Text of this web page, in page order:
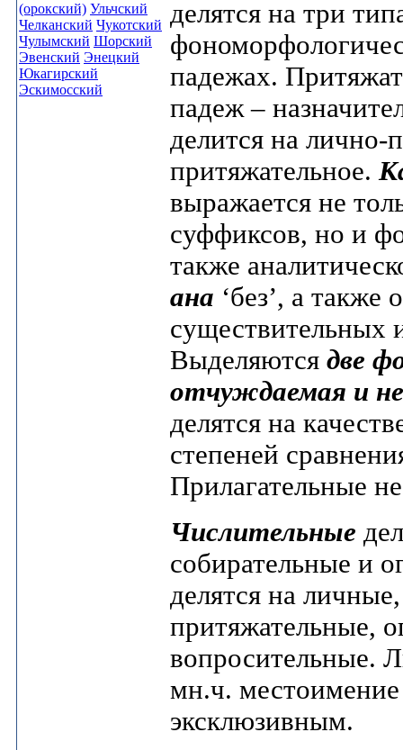
(орокский) Ульчский
Челканский Чукотский
Чулымский Шорский
Эвенский Энецкий
Юкагирский
Эскимосский
делятся на три
падежах.
падеж –
делится на лично-
притяжательное.
выражается не
суффиксов, но и
также
ана ‘без’, а
Выделяются две
отчуждаемая и
делятся на
степеней
Прилагательные
Числительные
собирательные и
делятся на
притяжательные,
вопросительные.
мн.ч.
эксклюзивным.